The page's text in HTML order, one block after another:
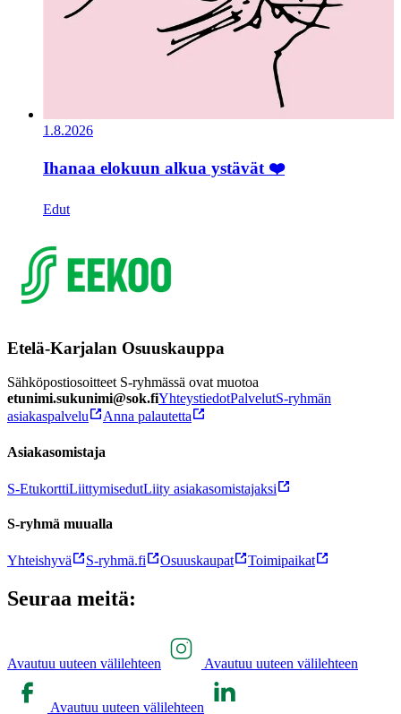
1.8.2026
Ihanaa elokuun alkua ystävät ❤️
Edut
Etelä-Karjalan Osuuskauppa
Sähköpostiosoitteet S-ryhmässä ovat muotoa
etunimi.sukunimi@sok.fiYhteystiedotPalvelutS-ryhmän
asiakaspalvelu
Anna palautetta
Asiakasomistaja
S-EtukorttiLiittymisedutLiity asiakasomistajaksi
S-ryhmä muualla
Yhteishyvä S-ryhmä.fi Osuuskaupat Toimipaikat
Seuraa meitä:
Avautuu uuteen välilehteen Avautuu uuteen välilehteen
Avautuu uuteen välilehteen